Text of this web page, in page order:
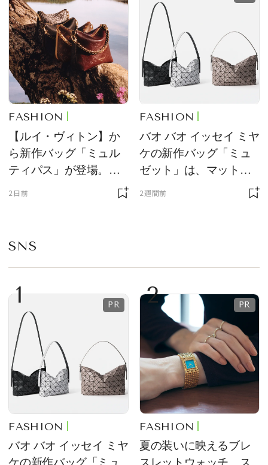
FASHION
【ルイ・ヴィトン】か
ら新作バッグ「ミュル
ティパス」が登場。ミ
ニサイズもラインナッ
2日前
FASHION
バオ バオ イッセイ ミヤ
ケの新作バッグ「ミュ
ゼット」は、マットな
2週間前
SNS
1
FASHION
バオ バオ イッセイ ミヤ
2
FASHION
夏の装いに映えるブレ